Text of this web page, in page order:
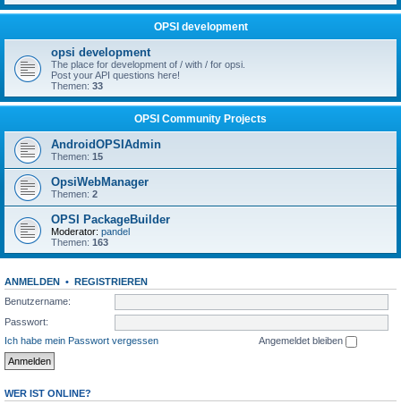
OPSI development
opsi development
The place for development of / with / for opsi.
Post your API questions here!
Themen: 33
OPSI Community Projects
AndroidOPSIAdmin
Themen: 15
OpsiWebManager
Themen: 2
OPSI PackageBuilder
Moderator: pandel
Themen: 163
ANMELDEN • REGISTRIEREN
Benutzername:
Passwort:
Ich habe mein Passwort vergessen
Angemeldet bleiben
WER IST ONLINE?